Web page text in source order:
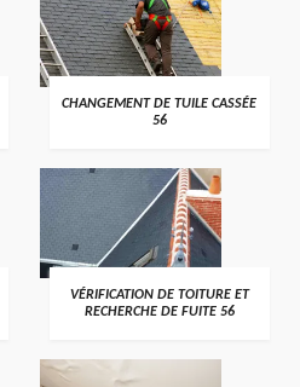
>
CHANGEMENT DE TUILE CASSÉE
56
>
VÉRIFICATION DE TOITURE ET
RECHERCHE DE FUITE 56